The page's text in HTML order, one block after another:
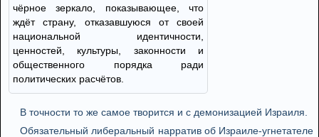
чёрное зеркало, показывающее, что
ждёт страну, отказавшуюся от своей
национальной идентичности,
ценностей, культуры, законности и
общественного порядка ради
политических расчётов.
В точности то же самое творится и с демонизацией Израиля.
Обязательный либеральный нарратив об Израиле-угнетателе